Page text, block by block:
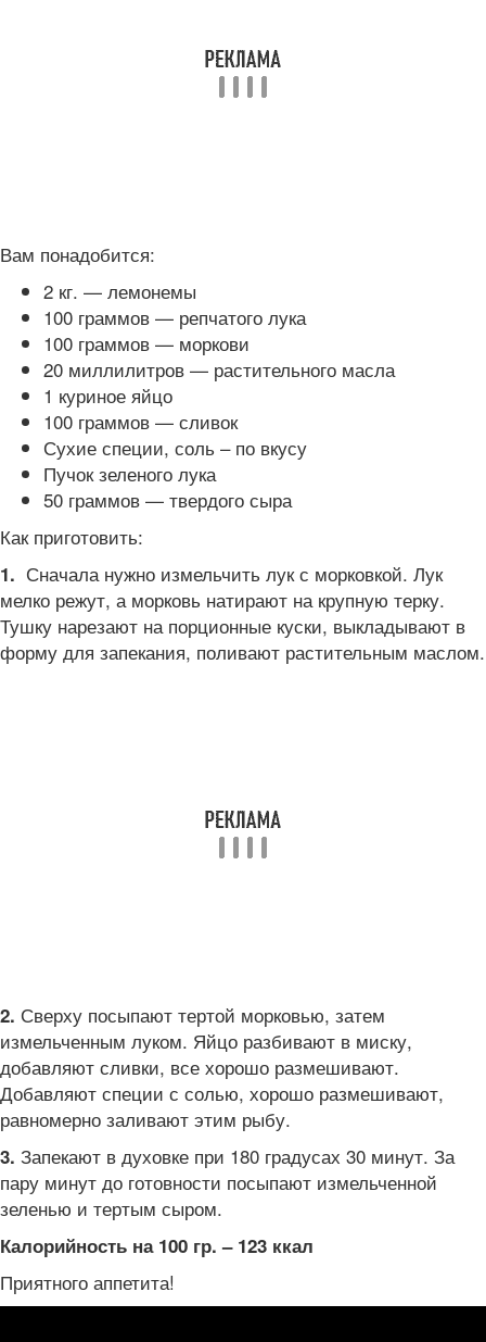
Вам понадобится:
2 кг. — лемонемы
100 граммов — репчатого лука
100 граммов — моркови
20 миллилитров — растительного масла
1 куриное яйцо
100 граммов — сливок
Сухие специи, соль – по вкусу
Пучок зеленого лука
50 граммов — твердого сыра
Как приготовить:
1. Сначала нужно измельчить лук с морковкой. Лук
мелко режут, а морковь натирают на крупную терку.
Тушку нарезают на порционные куски, выкладывают в
форму для запекания, поливают растительным маслом.
2. Сверху посыпают тертой морковью, затем
измельченным луком. Яйцо разбивают в миску,
добавляют сливки, все хорошо размешивают.
Добавляют специи с солью, хорошо размешивают,
равномерно заливают этим рыбу.
3. Запекают в духовке при 180 градусах 30 минут. За
пару минут до готовности посыпают измельченной
зеленью и тертым сыром.
Калорийность на 100 гр. – 123 ккал
Приятного аппетита!